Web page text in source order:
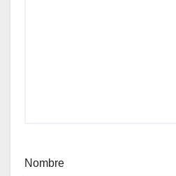
Nombre